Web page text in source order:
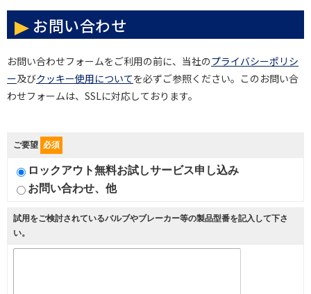
お問い合わせ
お問い合わせフォームをご利用の前に、当社のプライバシーポリシ
ー及びクッキー使用についてを必ずご参照ください。このお問い合
わせフォームは、SSLに対応しております。
ご要望 必須
ロックアウト無料お試しサービス申し込み
お問い合わせ、他
試用をご検討されているバルブやブレーカー等の製品型番を記入して下さ
い。